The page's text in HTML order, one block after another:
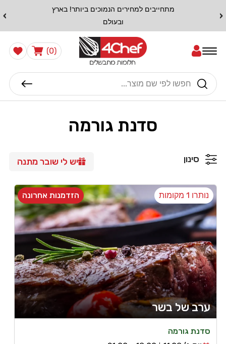
‹
מתחייבים למחירים הנמוכים ביותר! בארץ
ובעולם
›
חיפוש
עֲגָלָה(0)
0
פריטים
הרשימה
שלי
סדנת גורמה
יש לי שובר מתנה סינון
נותרו 1 מקומות הזדמנות אחרונה
ערב של בשר
סדנת גורמה